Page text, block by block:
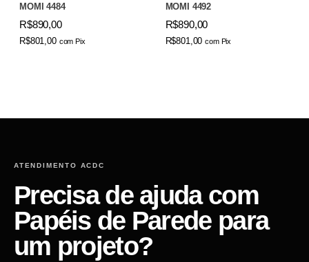
MOMI 4484
R$890,00
R$801,00 com Pix
MOMI 4492
R$890,00
R$801,00com Pix
ATENDIMENTO ACDC
Precisa de ajuda com
Papéis de Parede para
um projeto?